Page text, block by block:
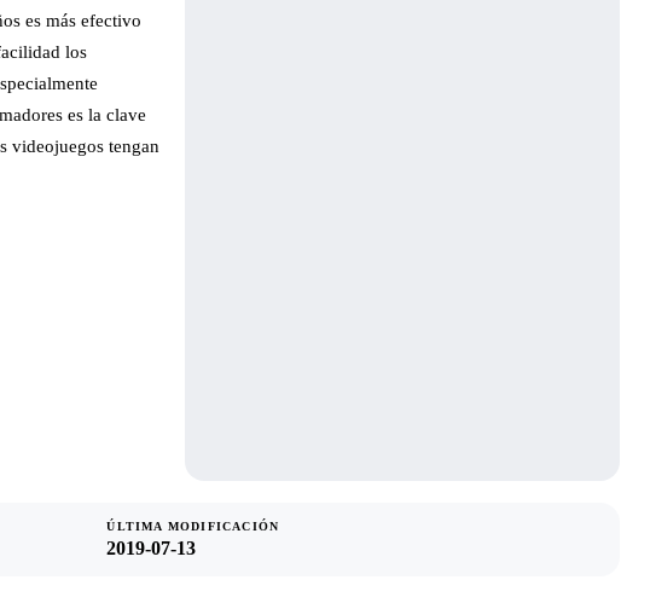
es más efectivo
los
es la clave
videojuegos tengan
ÚLTIMA MODIFICACIÓN
2019-07-13